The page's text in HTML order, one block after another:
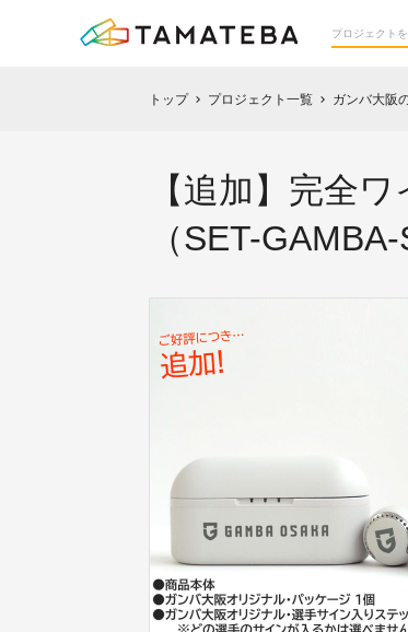
トップ chevron_right プロジェクト一覧 chevron_right ガンバ大阪
【追加】完全
（SET-GAMBA-